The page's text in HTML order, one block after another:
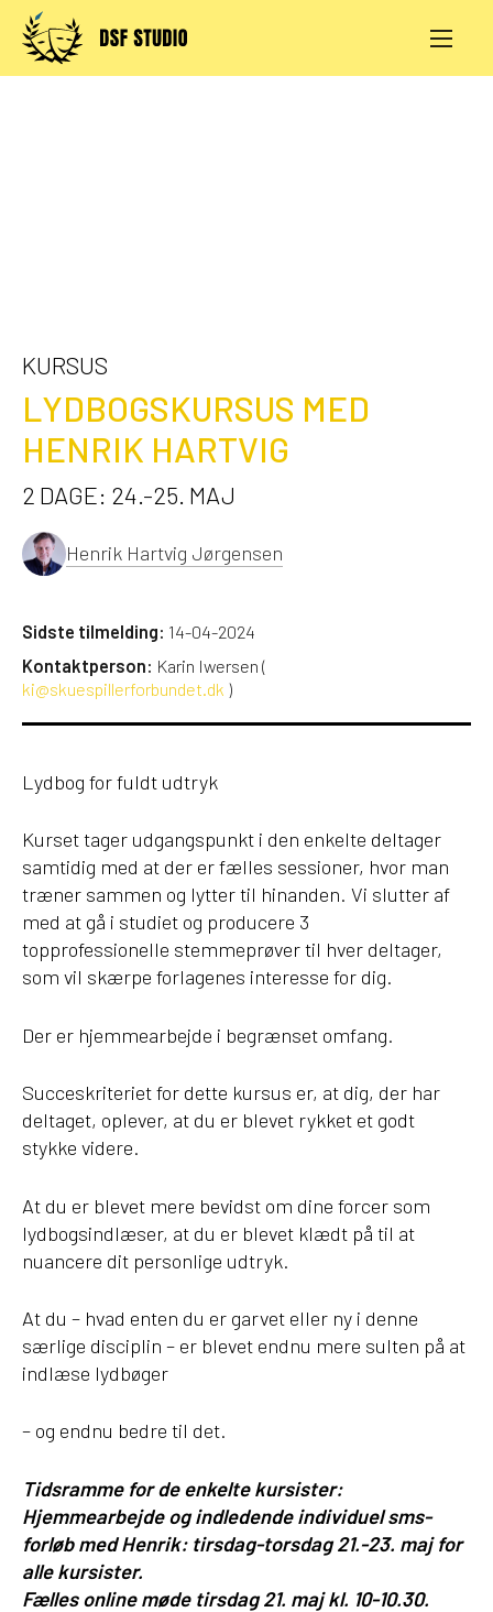
Skip
content
KURSUS
LYDBOGSKURSUS MED
HENRIK HARTVIG
2 DAGE: 24.-25. MAJ
Henrik Hartvig Jørgensen
Sidste tilmelding: 14-04-2024
Kontaktperson: Karin Iwersen (
ki@skuespillerforbundet.dk )
Lydbog for fuldt udtryk
Kurset tager udgangspunkt i den enkelte deltager
samtidig med at der er fælles sessioner, hvor man
træner sammen og lytter til hinanden. Vi slutter af
med at gå i studiet og producere 3
topprofessionelle stemmeprøver til hver deltager,
som vil skærpe forlagenes interesse for dig.
Der er hjemmearbejde i begrænset omfang.
Succeskriteriet for dette kursus er, at dig, der har
deltaget, oplever, at du er blevet rykket et godt
stykke videre.
At du er blevet mere bevidst om dine forcer som
lydbogsindlæser, at du er blevet klædt på til at
nuancere dit personlige udtryk.
At du – hvad enten du er garvet eller ny i denne
særlige disciplin – er blevet endnu mere sulten på at
indlæse lydbøger
– og endnu bedre til det.
Tidsramme for de enkelte kursister:
Hjemmearbejde og indledende individuel sms-
forløb med Henrik: tirsdag-torsdag 21.-23. maj for
alle kursister.
Fælles online møde tirsdag 21. maj kl. 10-10.30.